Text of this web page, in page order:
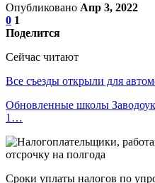
Опубликовано Апр 3, 2022
0 1
Поделится
Сейчас читают
Все съезды открыли для
Обновленные школы
1…
Сроки уплаты налогов по